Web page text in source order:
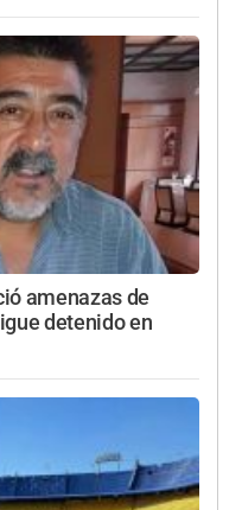
amenazas de
detenido en